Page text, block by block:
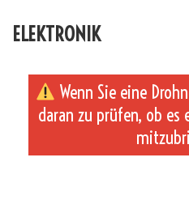
ELEKTRONIK
Wenn Sie eine
daran zu prüfen, ob es